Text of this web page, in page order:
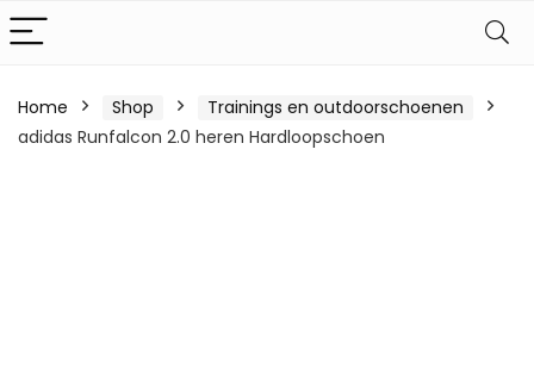
Home Shop
Trainings en outdoorschoenen
adidas Runfalcon 2.0 heren Hardloopschoen